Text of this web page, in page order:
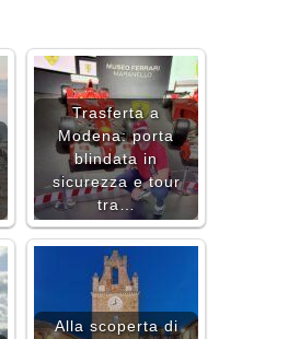
Trasferta a
Modena: porta
blindata in
sicurezza e tour
tra…
Alla scoperta di